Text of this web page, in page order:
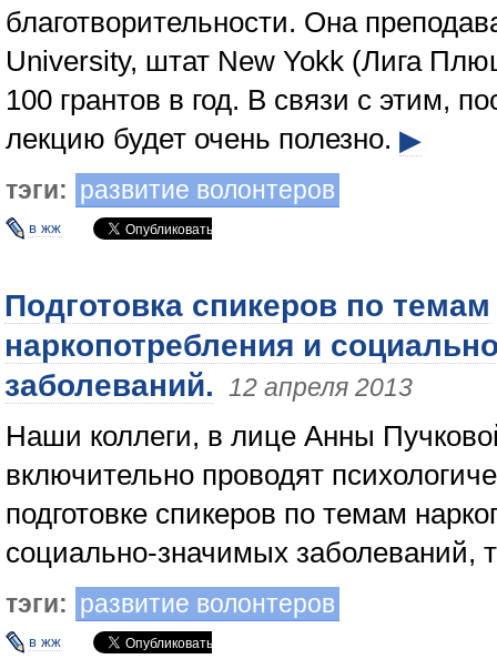
благотворительности. Она
University, штат New Yokk (Лига
100 грантов в год. В связи с этим,
лекцию будет очень полезно. ▶
тэги: развитие волонтеров
в жж
Подготовка спикеров по темам
наркопотребления и
заболеваний.
12 апреля 2013
Наши коллеги, в лице Анны
включительно проводят
подготовке спикеров по темам
социально-значимых заболеваний,
тэги: развитие волонтеров
в жж